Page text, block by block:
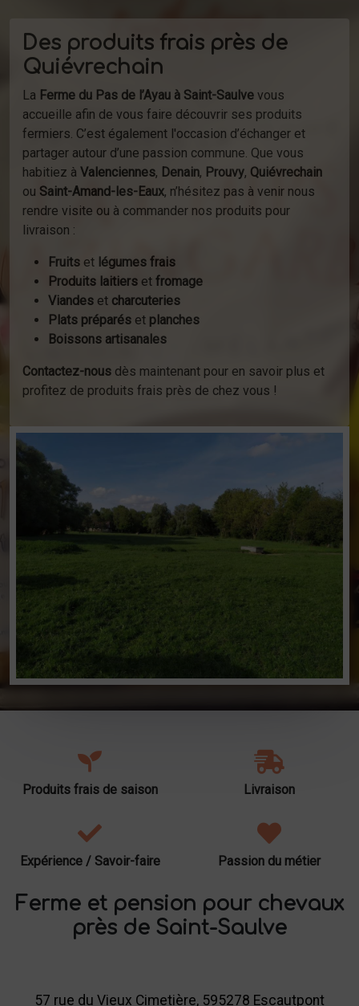
Des produits frais près de
Quiévrechain
La Ferme du Pas de l’Ayau à Saint-Saulve vous
accueille afin de vous faire découvrir ses produits
fermiers. C’est également l'occasion d’échanger et
partager autour d’une passion commune. Que vous
habitiez à Valenciennes, Denain, Prouvy, Quiévrechain
ou Saint-Amand-les-Eaux, n’hésitez pas à venir nous
rendre visite ou à commander nos produits pour
livraison :
Fruits et légumes frais
Produits laitiers et fromage
Viandes et charcuteries
Plats préparés et planches
Boissons artisanales
Contactez-nous dès maintenant pour en savoir plus et
profitez de produits frais près de chez vous !
Produits frais de saison Livraison
Expérience / Savoir-faire Passion du métier
Ferme et pension pour chevaux
près de Saint-Saulve
57 rue du Vieux Cimetière, 595278 Escautpont